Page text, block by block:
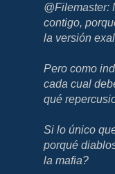
@Filemaster:
contigo,
la versión
Pero como
cada cual
qué
Si lo único
porqué
la mafia?